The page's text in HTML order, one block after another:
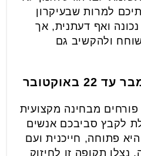
למרות שבעיקרון
ואף דעתנית, אך
ולהקשיב גם
מבחינה מקצועית
לקבץ סביבכם אנשים
פתוחה, חייכנית ועם
תקופה זו לחיזוק